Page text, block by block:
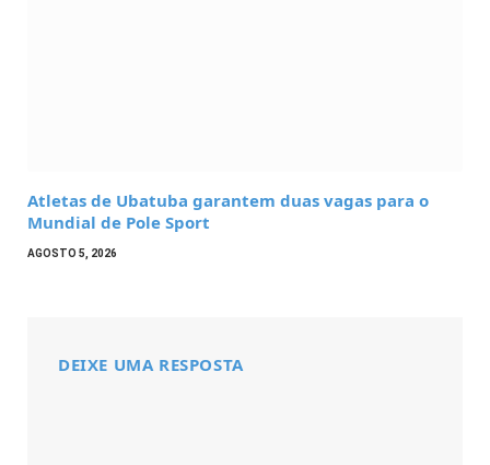
Atletas de Ubatuba garantem duas vagas para o
Mundial de Pole Sport
AGOSTO 5, 2026
DEIXE UMA RESPOSTA